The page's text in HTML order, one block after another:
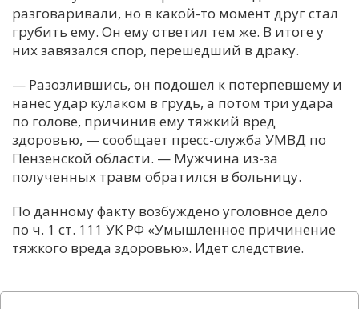
Я
разговаривали, но в какой-то момент друг стал
грубить ему. Он ему ответил тем же. В итоге у
них завязался спор, перешедший в драку.
— Разозлившись, он подошел к потерпевшему и
нанес удар кулаком в грудь, а потом три удара
по голове, причинив ему тяжкий вред
здоровью, — сообщает пресс-служба УМВД по
Пензенской области. — Мужчина из-за
полученных травм обратился в больницу.
По данному факту возбуждено уголовное дело
по ч. 1 ст. 111 УК РФ «Умышленное причинение
тяжкого вреда здоровью». Идет следствие.